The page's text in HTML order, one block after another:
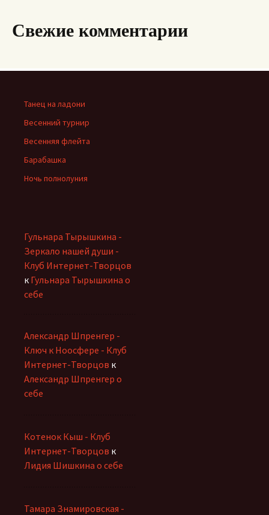
Свежие комментарии
Танец на ладони
Весенний турнир
Весенняя флейта
Барабашка
Ночь полнолуния
Гульнара Тырышкина -
Зеркало нашей души -
Клуб Интернет-Творцов
к Гульнара Тырышкина о
себе
Александр Шпренгер -
Ключ к Ноосфере - Клуб
Интернет-Творцов к
Александр Шпренгер о
себе
Котенок Кыш - Клуб
Интернет-Творцов к
Лидия Шишкина о себе
Тамара Знамировская -